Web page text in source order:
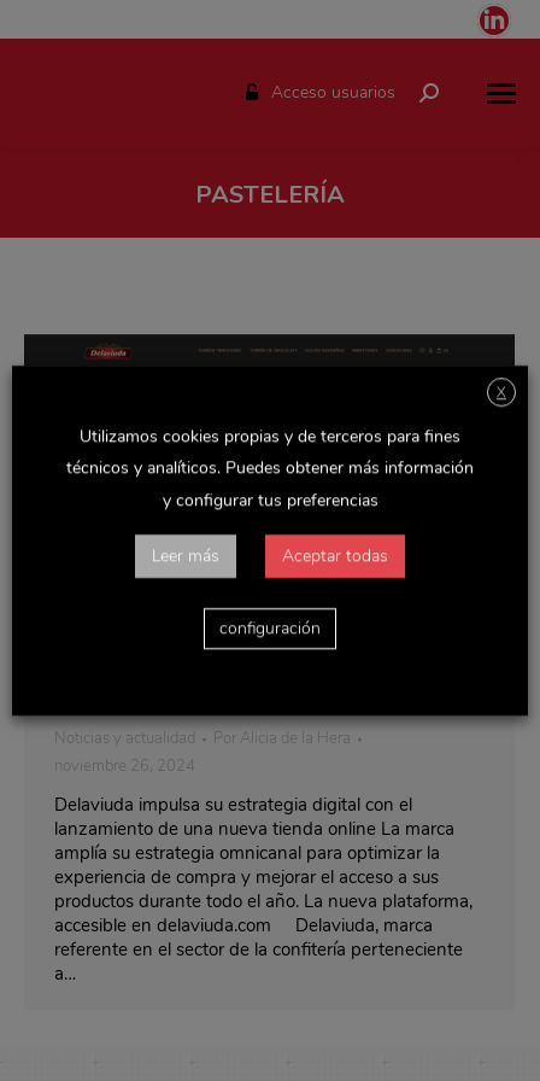
Acceso usuarios Buscar:
PASTELERÍA
Delaviuda impulsa su estrategia digital
con el lanzamiento de una nueva tienda
Noticias y actualidad Por Alicia de la Hera
noviembre 26, 2024
Delaviuda impulsa su estrategia digital con el
lanzamiento de una nueva tienda online La marca
amplía su estrategia omnicanal para optimizar la
experiencia de compra y mejorar el acceso a sus
productos durante todo el año. La nueva plataforma,
accesible en delaviuda.com Delaviuda, marca
referente en el sector de la confitería perteneciente
a…
X
Utilizamos cookies propias y de terceros para fines
técnicos y analíticos. Puedes obtener más información
y configurar tus preferencias
Leer más Aceptar todas
configuración